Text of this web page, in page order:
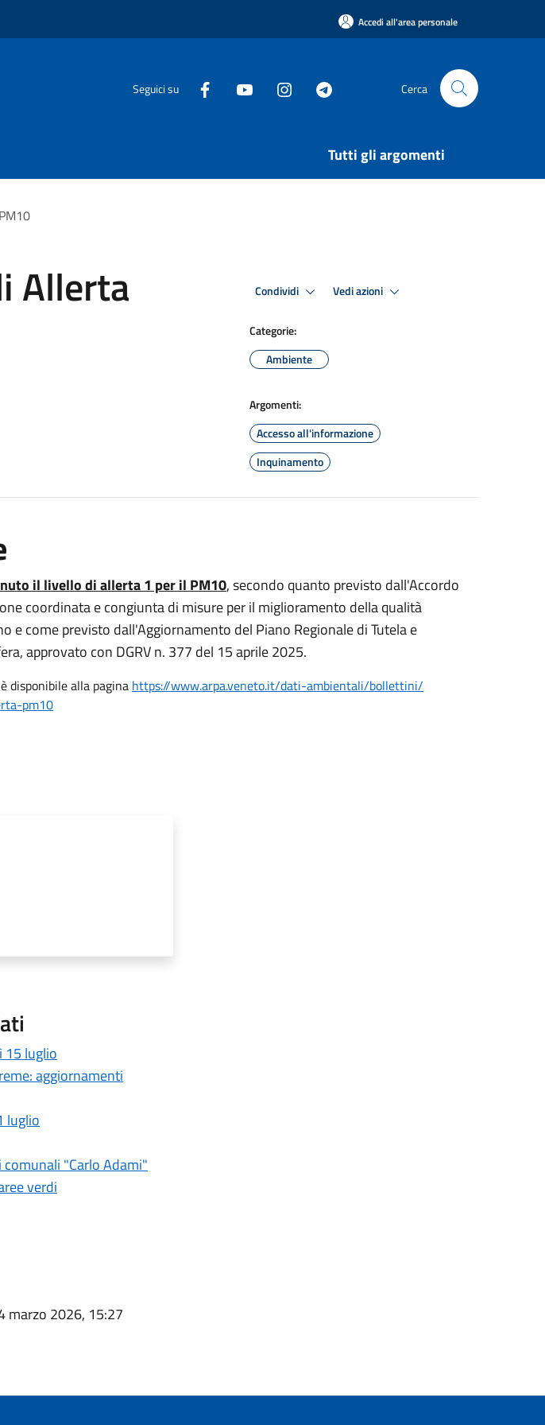
Accedi all'area personale
Seguici su Cerca
Tutti gli argomenti
Allerta Condividi Vedi azioni
Categorie:
Ambiente
Argomenti:
Accesso all'informazione
Inquinamento
il livello di allerta 1 per il PM10, secondo quanto previsto dall'Accordo
coordinata e congiunta di misure per il miglioramento della qualità
e come previsto dall'Aggiornamento del Piano Regionale di Tutela e
approvato con DGRV n. 377 del 15 aprile 2025.
disponibile alla pagina https://www.arpa.veneto.it/dati-ambientali/bollettini/
pm10
15 luglio
aggiornamenti
luglio
"Carlo Adami"
verdi
marzo 2026, 15:27